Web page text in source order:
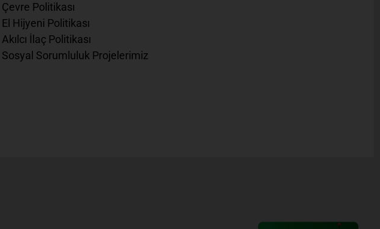
Çevre Politikası
El Hijyeni Politikası
Akılcı İlaç Politikası
Sosyal Sorumluluk Projelerimiz